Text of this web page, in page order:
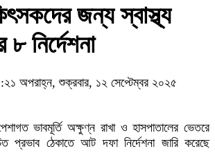
জন্য স্বাস্থ্য
নির্দেশনা
অপরাহ্ন, শুক্রবার, ১২ সেপ্টেম্বর ২০২৫
ভাবমূর্তি অক্ষুণ্ন রাখা ও হাসপাতালের ভেতরে
প্রভাব ঠেকাতে আট দফা নির্দেশনা জারি করেছে